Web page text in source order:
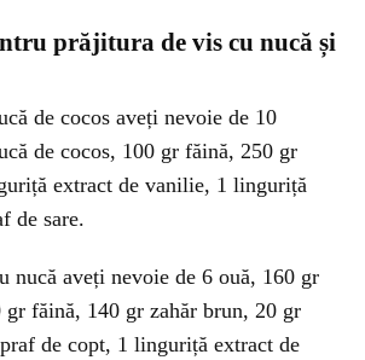
prăjitura de vis cu nucă și
de cocos aveți nevoie de 10
de cocos, 100 gr făină, 250 gr
extract de vanilie, 1 linguriță
de sare.
nucă aveți nevoie de 6 ouă, 160 gr
gr făină, 140 gr zahăr brun, 20 gr
de copt, 1 linguriță extract de